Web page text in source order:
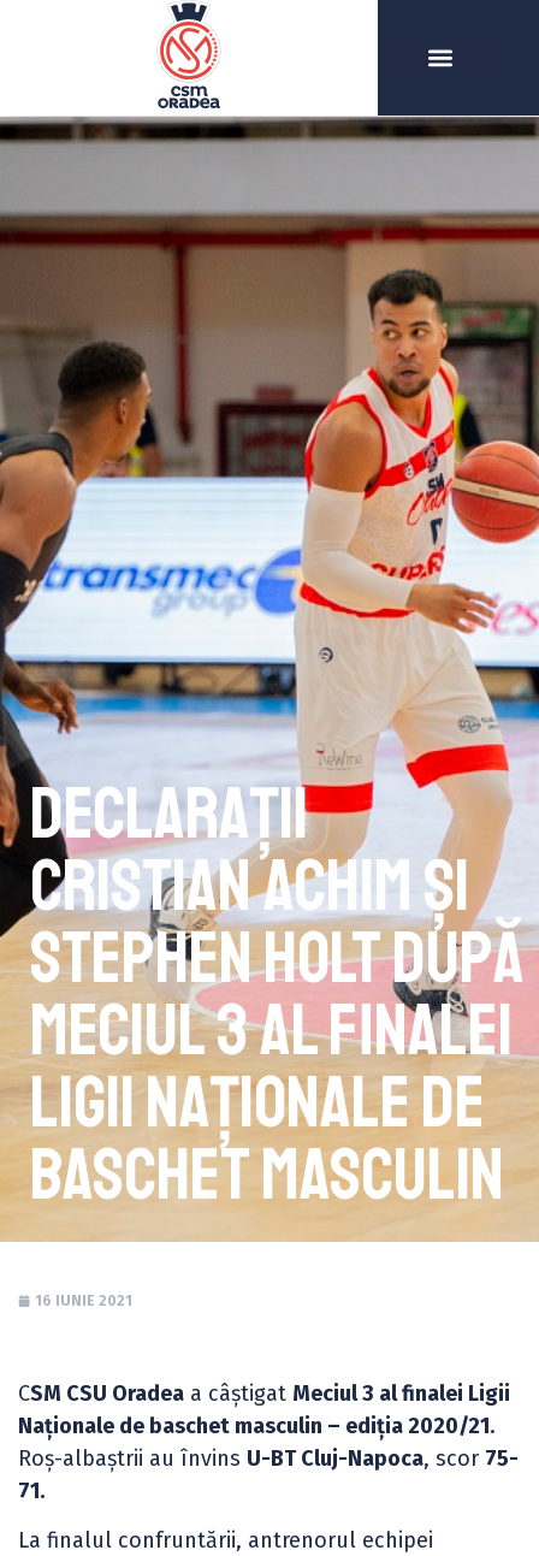
Declarații
Cristian Achim și
Stephen Holt după
Meciul 3 al finalei
Ligii Naționale de
baschet masculin
16 IUNIE 2021
CSM CSU Oradea a câștigat Meciul 3 al finalei Ligii
Naționale de baschet masculin – ediția 2020/21.
Roș-albaștrii au învins U-BT Cluj-Napoca, scor 75-
71.
La finalul confruntării, antrenorul echipei